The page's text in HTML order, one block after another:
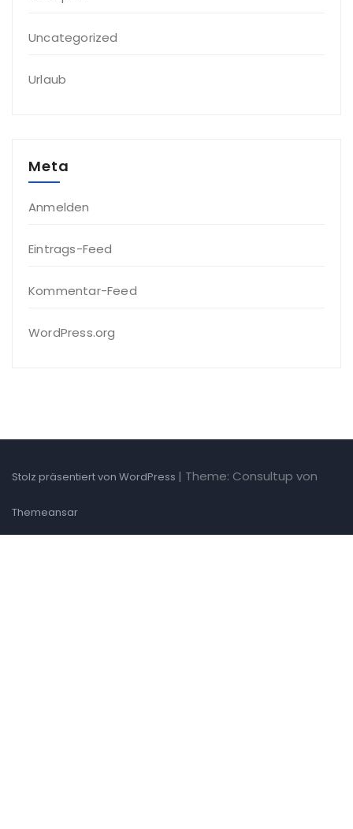
Uncategorized
Urlaub
Meta
Anmelden
Eintrags-Feed
Kommentar-Feed
WordPress.org
Stolz präsentiert von WordPress | Theme: Consultup von
Themeansar